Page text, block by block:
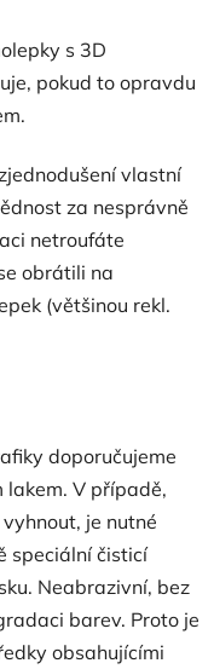
s 3D
pokud to opravdu
vlastní
za nesprávně
netroufáte
obrátili na
(většinou rekl.
doporučujeme
V případě,
je nutné
speciální čisticí
Neabrazivní, bez
barev. Proto je
obsahujícími